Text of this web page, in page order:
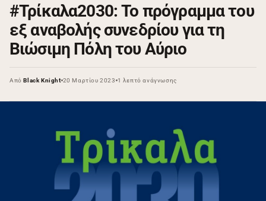
#Τρίκαλα2030: Το πρόγραμμα του
εξ αναβολής συνεδρίου για τη
Βιώσιμη Πόλη του Αύριο
ΑπόBlack Knight 20 Μαρτίου 2023 1 λεπτό ανάγνωσης